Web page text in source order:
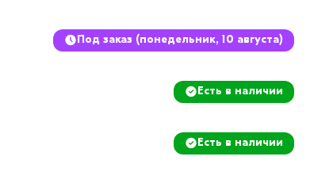
Под заказ (понедельник, 10 августа)
Есть в наличии
Есть в наличии